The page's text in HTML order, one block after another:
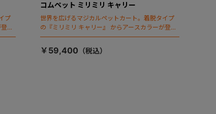
プ
コムペット ミリミリ キャリー
世界を広げるマジカルペットカート。着脱タイプ
の『ミリミリ キャリー』 からアースカラーが登
場！
￥59,400